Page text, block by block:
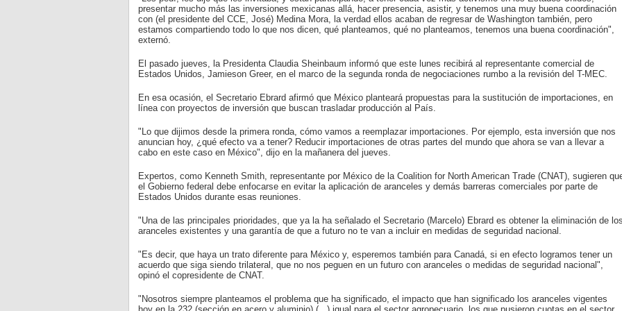
presentar mucho más las inversiones mexicanas allá, hacer presencia, asistir, y tenemos una muy buena coordinación
con (el presidente del CCE, José) Medina Mora, la verdad ellos acaban de regresar de Washington también, pero
estamos compartiendo todo lo que nos dicen, qué planteamos, qué no planteamos, tenemos una buena coordinación",
externó.
El pasado jueves, la Presidenta Claudia Sheinbaum informó que este lunes recibirá al representante comercial de
Estados Unidos, Jamieson Greer, en el marco de la segunda ronda de negociaciones rumbo a la revisión del T-MEC.
En esa ocasión, el Secretario Ebrard afirmó que México planteará propuestas para la sustitución de importaciones, en
línea con proyectos de inversión que buscan trasladar producción al País.
"Lo que dijimos desde la primera ronda, cómo vamos a reemplazar importaciones. Por ejemplo, esta inversión que nos
anuncian hoy, ¿qué efecto va a tener? Reducir importaciones de otras partes del mundo que ahora se van a llevar a
cabo en este caso en México", dijo en la mañanera del jueves.
Expertos, como Kenneth Smith, representante por México de la Coalition for North American Trade (CNAT), sugieren
el Gobierno federal debe enfocarse en evitar la aplicación de aranceles y demás barreras comerciales por parte de
Estados Unidos durante esas reuniones.
"Una de las principales prioridades, que ya la ha señalado el Secretario (Marcelo) Ebrard es obtener la eliminación de
aranceles existentes y una garantía de que a futuro no te van a incluir en medidas de seguridad nacional.
"Es decir, que haya un trato diferente para México y, esperemos también para Canadá, si en efecto logramos tener un
acuerdo que siga siendo trilateral, que no nos peguen en un futuro con aranceles o medidas de seguridad nacional",
opinó el copresidente de CNAT.
"Nosotros siempre planteamos el problema que ha significado, el impacto que han significado los aranceles vigentes